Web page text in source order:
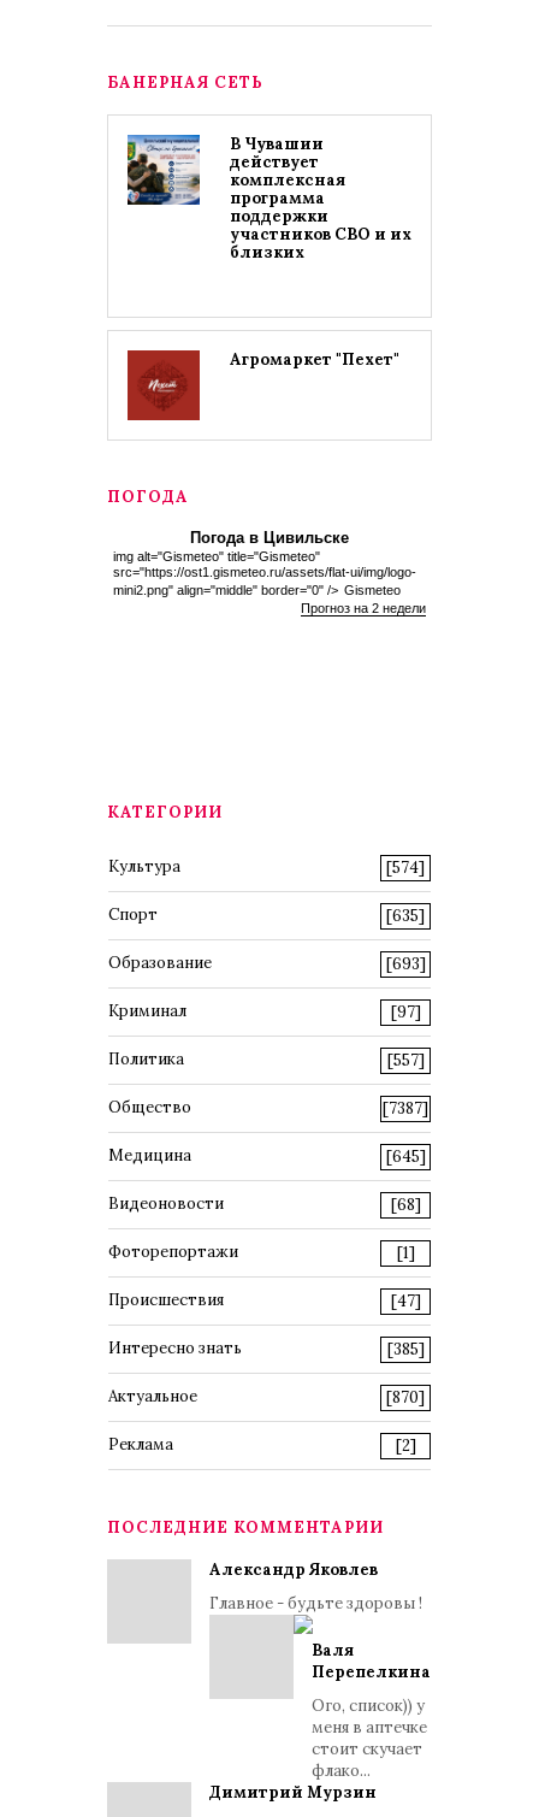
БАНЕРНАЯ СЕТЬ
В Чувашии
действует
комплексная
программа
поддержки
участников СВО и их
близких
Агромаркет "Пехет"
ПОГОДА
Погода в Цивильске
img alt="Gismeteo" title="Gismeteo"
src="https://ost1.gismeteo.ru/assets/flat-ui/img/logo-
mini2.png" align="middle" border="0" /> Gismeteo
Прогноз на 2 недели
КАТЕГОРИИ
Культура [574]
Спорт [635]
Образование [693]
Криминал [97]
Политика [557]
Общество [7387]
Медицина [645]
Видеоновости [68]
Фоторепортажи [1]
Происшествия [47]
Интересно знать [385]
Актуальное [870]
Реклама [2]
ПОСЛЕДНИЕ КОММЕНТАРИИ
Александр Яковлев
Главное - будьте здоровы !
Валя
Перепелкина
Ого, список)) у
меня в аптечке
стоит скучает
флако...
Димитрий Мурзин